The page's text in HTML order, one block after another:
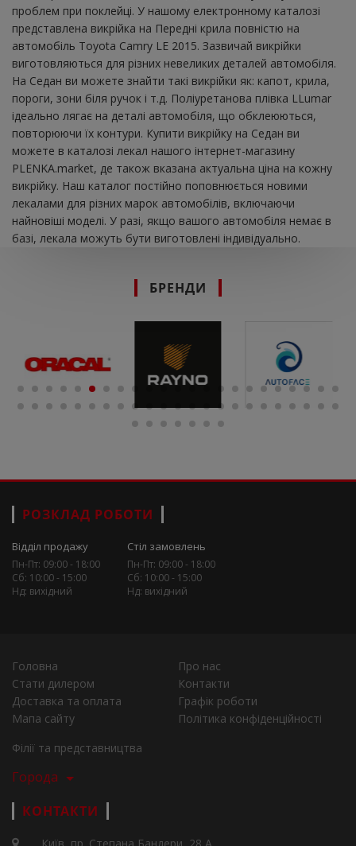
проблем при поклейці. У нашому електронному каталозі
представлена ​​викрійка на Передні крила повністю на
автомобіль Toyota Camry LE 2015. Зазвичай викрійки
виготовляються для різних невеликих деталей автомобіля.
На Седан ви можете знайти такі викрійки як: капот, крила,
пороги, зони біля ручок і т.д. Поліуретанова плівка LLumar
ідеально лягає на деталі автомобіля, що обклеюються,
повторюючи їх контури. Купити викрійку на Седан ви
можете в каталозі лекал нашого інтернет-магазину
PLENKA.market, де також вказана актуальна ціна на кожну
викрійку. Наш каталог постійно поповнюється новими
лекалами для різних марок автомобілів, включаючи
найновіші моделі. У разі, якщо вашого автомобіля немає в
базі, лекала можуть бути виготовлені індивідуально.
БРЕНДИ
РОЗКЛАД РОБОТИ
Відділ продажу
Пн-Пт: 09:00 - 18:00
Сб: 10:00 - 15:00
Нд: вихідний
Стіл замовлень
Пн-Пт: 09:00 - 18:00
Сб: 10:00 - 15:00
Нд: вихідний
Головна
Про нас
Стати дилером
Контакти
Доставка та оплата
Графік роботи
Мапа сайту
Політика конфіденційності
Філії та представництва
Города
КОНТАКТИ